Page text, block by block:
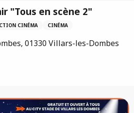
"Tous en scène 2"
CINÉMA CINÉMA
01330 Villars-les-Dombes
favoris